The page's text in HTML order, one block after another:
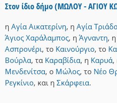
Στον ίδιο δήμο (ΜΩΛΟΥ - ΑΓΙΟΥ
η Αγία Αικατερίνη, η Αγία
Άγιος Χαράλαμπος, η Άγναντη, η
Ασπρονέρι, το Καινούργιο, το
Βούρλα, τα Καραβίδια, η Καρυά,
Μενδενίτσα, ο Μώλος, το Νέο
Ρεγκίνιο, και η Σκάρφεια.